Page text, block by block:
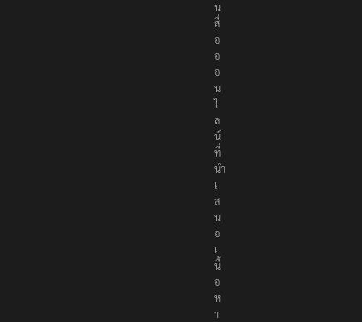
น
สื่
อ
อ
อ
น
ไ
ล
น์
ที่
นำ
เ
ส
น
อ
เ
นื้
อ
ห
า